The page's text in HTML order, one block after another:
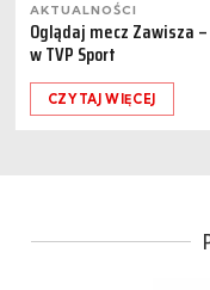
AKTUALNOŚCI
Oglądaj mecz Zawisza
w TVP Sport
CZYTAJ WIĘCEJ